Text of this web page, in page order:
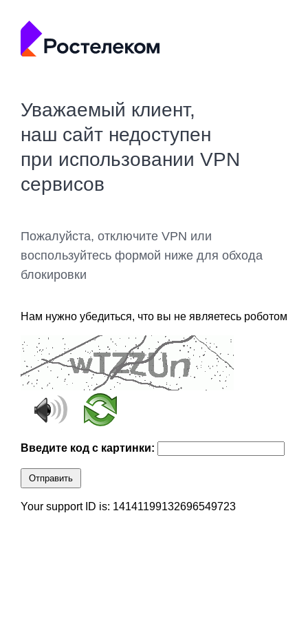
Уважаемый клиент,
наш сайт недоступен
при использовании VPN
сервисов
Пожалуйста, отключите VPN или
воспользуйтесь формой ниже для обхода
блокировки
Нам нужно убедиться, что вы не являетесь роботом
Введите код с картинки:
Отправить
Your support ID is: 14141199132696549723